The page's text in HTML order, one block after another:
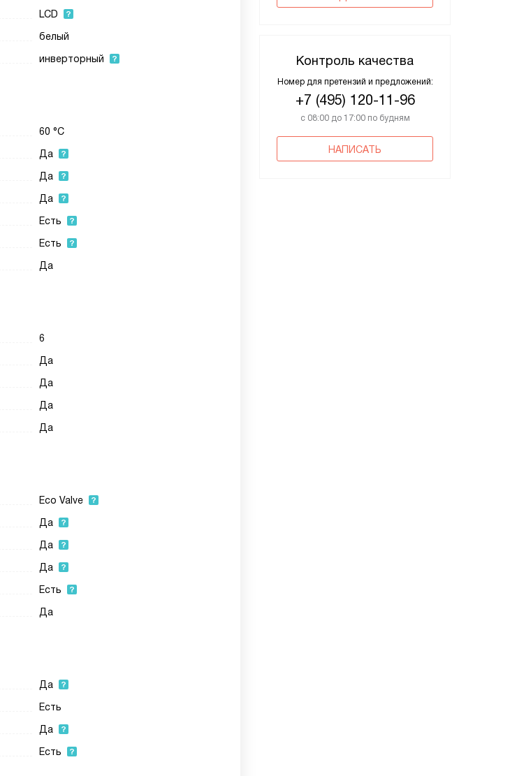
Контроль качества
Номер для претензий и предложений:
+7 (495) 120-11-96
с 08:00 до 17:00 по будням
НАПИСАТЬ
LCD
белый
инверторный
60 °С
Да
Да
Да
Есть
Есть
Да
6
Да
Да
Да
Да
Eco Valve
Да
Да
Да
Есть
Да
Да
Есть
Да
Есть